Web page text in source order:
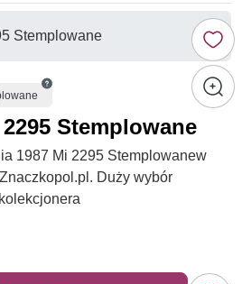
Stemplowane
1987 Mi 2295 Stemplowanew
Duży wybór